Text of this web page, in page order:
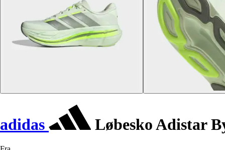
adidas Løbesko Adistar